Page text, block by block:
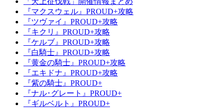
『マクスウェル』PROUD+攻略
『ツヴァイ』PROUD+攻略
『キクリ』PROUD+攻略
『ケルブ』PROUD+攻略
『白騎士』PROUD+攻略
『黄金の騎士』PROUD+攻略
『エキドナ』PROUD+攻略
『紫の騎士』PROUD+
『ナル･グレート』PROUD+
『ギルベルト』PROUD+